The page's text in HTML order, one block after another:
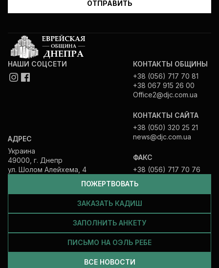
ПОЖЕРТВОВАТЬ
ЗАКАЗАТЬ КАДИШ
ЗАПОЛНИТЬ АНКЕТУ
ПИСЬМО НА ОЭЛЬ РЕБЕ
ВСЕ НОВОСТИ
НАШИ СОЦСЕТИ
АДРЕС
Украина
49000, г. Днепр
ул. Шолом Алейхема, 4
КОНТАКТЫ ОБЩИНЫ
+38 (056) 717 70 81
+38 067 915 26 00
Office2@djc.com.ua
КОНТАКТЫ САЙТА
+38 (050) 320 25 21
news@djc.com.ua
ФАКС
+38 (056) 717 70 76